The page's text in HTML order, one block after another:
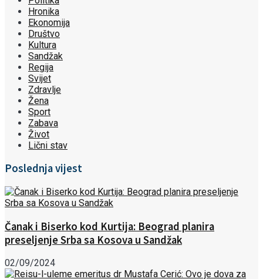
Hronika
Ekonomija
Društvo
Kultura
Sandžak
Regija
Svijet
Zdravlje
Žena
Sport
Zabava
Život
Lični stav
Poslednja vijest
Čanak i Biserko kod Kurtija: Beograd planira
preseljenje Srba sa Kosova u Sandžak
02/09/2024